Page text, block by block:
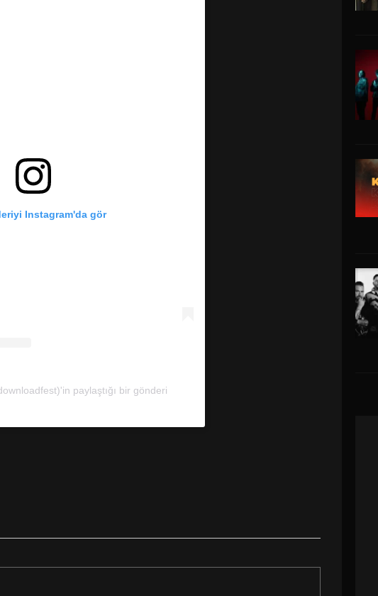
Instagram'da gör
paylaştığı bir gönderi